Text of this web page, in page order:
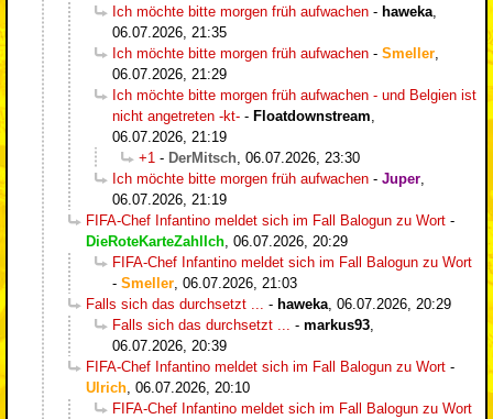
Ich möchte bitte morgen früh aufwachen - haweka
06.07.2026, 21:35
Ich möchte bitte morgen früh aufwachen - Smeller
06.07.2026, 21:29
Ich möchte bitte morgen früh aufwachen - und Belgien ist
nicht angetreten -kt- - Floatdownstream
06.07.2026, 21:19
+1 - DerMitsch 06.07.2026, 23:30
Ich möchte bitte morgen früh aufwachen - Juper
06.07.2026, 21:19
FIFA-Chef Infantino meldet sich im Fall Balogun zu Wort -
DieRoteKarteZahlIch 06.07.2026, 20:29
FIFA-Chef Infantino meldet sich im Fall Balogun zu Wort
- Smeller 06.07.2026, 21:03
Falls sich das durchsetzt ...
- haweka 06.07.2026, 20:29
Falls sich das durchsetzt ...
- markus93
06.07.2026, 20:39
FIFA-Chef Infantino meldet sich im Fall Balogun zu Wort -
Ulrich 06.07.2026, 20:10
FIFA-Chef Infantino meldet sich im Fall Balogun zu Wort